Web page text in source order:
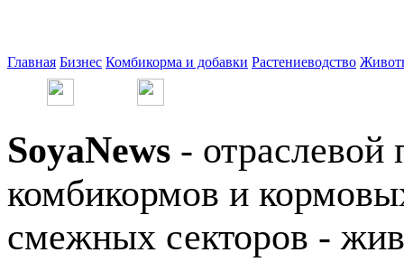
Главная Бизнес Комбикорма и добавки Растениеводство
SoyaNews - отраслевой
комбикормов и
смежных секторов -